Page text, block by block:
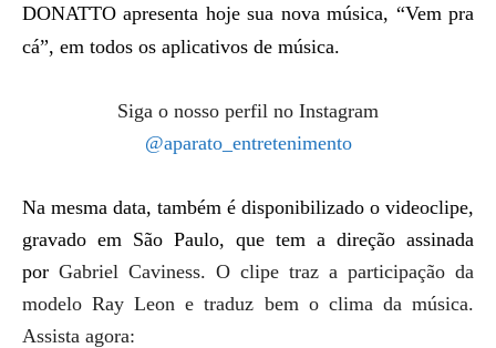
DONATTO apresenta hoje sua nova música, “Vem pra
cá”, em todos os aplicativos de música.
Siga o nosso perfil no Instagram
@aparato_entretenimento
Na mesma data, também é disponibilizado o videoclipe,
gravado em São Paulo, que tem a direção assinada
por Gabriel Caviness. O clipe traz a participação da
modelo Ray Leon e traduz bem o clima da música.
Assista agora: